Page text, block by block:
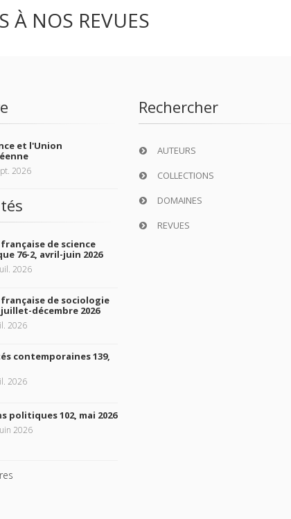
À NOS REVUES
et l'Union
2026
française de science
76-2, avril-juin 2026
2026
française de sociologie
juillet-décembre 2026
2026
contemporaines 139,
2026
politiques 102, mai 2026
2026
Rechercher
AUTEURS
COLLECTIONS
DOMAINES
REVUES